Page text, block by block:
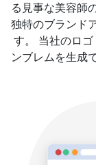
る見事な美容師
独特のブランド
す。 当社のロ
ンブレムを生成